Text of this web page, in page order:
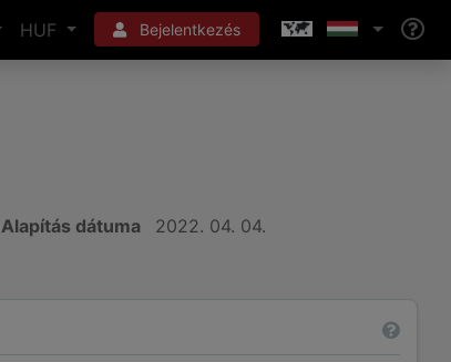
HUF Bejelentkezés
Alapítás dátuma 2022. 04. 04.